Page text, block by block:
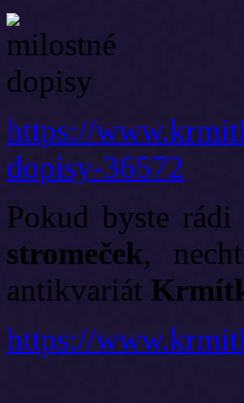
https://
dopisy-36572
Pokud byste
stromeček,
antikvariát
https://